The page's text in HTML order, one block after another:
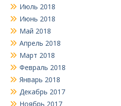
Июль 2018
Июнь 2018
Май 2018
Апрель 2018
Март 2018
Февраль 2018
Январь 2018
Декабрь 2017
Ноябрь 2017